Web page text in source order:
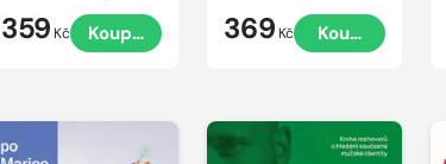
359 Kč Koupit 369 Kč Koupit